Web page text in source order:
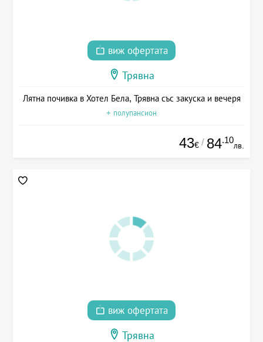
виж офертата
Трявна
Лятна почивка в Хотел Бела, Трявна със закуска и вечеря
+ полупансион
43€ / 84.10
лв.
виж офертата
Трявна